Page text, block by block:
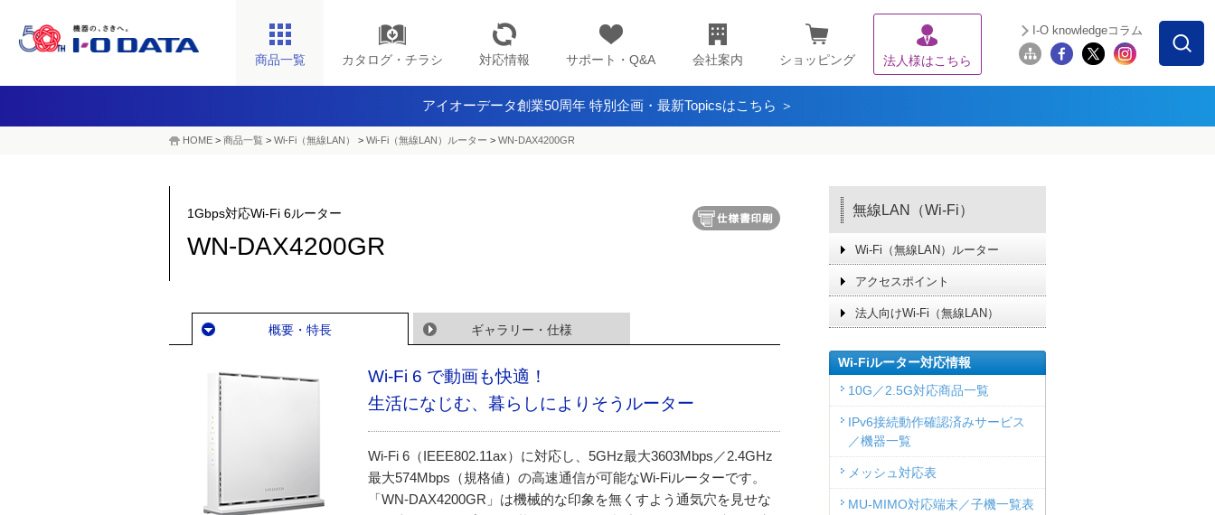
商品一覧 カタログ・チラシ 対応情報 サポート・Q&A 会社案内 ショッピング 法人様はこちら
I-O knowledgeコラム
アイオーデータ創業50周年 特別企画・最新Topicsはこちら ＞
HOME > 商品一覧 > Wi-Fi（無線LAN） > Wi-Fi（無線LAN）ルーター > WN-DAX4200GR
1Gbps対応Wi-Fi 6ルーター
WN-DAX4200GR
概要・特長 ギャラリー・仕様
Wi-Fi 6 で動画も快適！
生活になじむ、暮らしによりそうルーター
Wi-Fi 6（IEEE802.11ax）に対応し、5GHz最大3603Mbps／2.4GHz
最大574Mbps（規格値）の高速通信が可能なWi-Fiルーターです。
「WN-DAX4200GR」は機械的な印象を無くすよう通気穴を見せな
無線LAN（Wi-Fi）
Wi-Fi（無線LAN）ルーター
アクセスポイント
法人向けWi-Fi（無線LAN）
Wi-Fiルーター対応情報
10G／2.5G対応商品一覧
IPv6接続動作確認済みサービス
／機器一覧
メッシュ対応表
MU-MIMO対応端末／子機一覧表